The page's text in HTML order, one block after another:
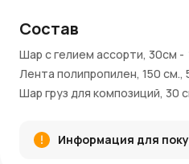
эффектный и позитивный
Диаметр каждого шара —
сбалансированный размер
Перевязаны лентами —
Состав
Шар с гелием ассорти, 30см -
Лента полипропилен, 150 см.,
Шар груз для композиций, 30
Информация для